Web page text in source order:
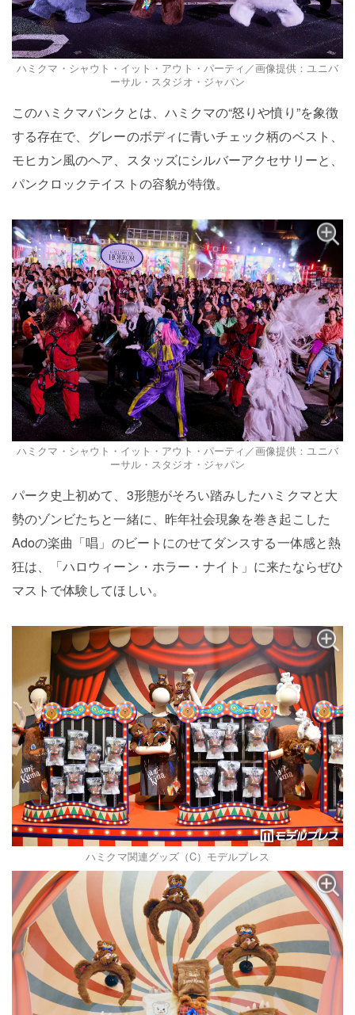
ハミクマ・シャウト・イット・アウト・パーティ／画像提供：ユニバ
ーサル・スタジオ・ジャパン
このハミクマパンクとは、ハミクマの“怒りや憤り”を象徴
する存在で、グレーのボディに青いチェック柄のベスト、
モヒカン風のヘア、スタッズにシルバーアクセサリーと、
パンクロックテイストの容貌が特徴。
ハミクマ・シャウト・イット・アウト・パーティ／画像提供：ユニバ
ーサル・スタジオ・ジャパン
パーク史上初めて、3形態がそろい踏みしたハミクマと大
勢のゾンビたちと一緒に、昨年社会現象を巻き起こした
Adoの楽曲「唱」のビートにのせてダンスする一体感と熱
狂は、「ハロウィーン・ホラー・ナイト」に来たならぜひ
マストで体験してほしい。
ハミクマ関連グッズ（C）モデルプレス